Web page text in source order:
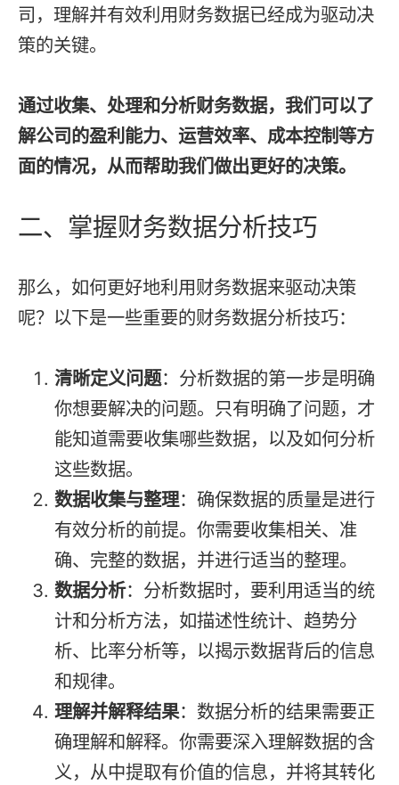
司，理解并有效利用财务数据已经成为驱动决
策的关键。
通过收集、处理和分析财务数据，我们可以了
解公司的盈利能力、运营效率、成本控制等方
面的情况，从而帮助我们做出更好的决策。
二、掌握财务数据分析技巧
那么，如何更好地利用财务数据来驱动决策
呢？以下是一些重要的财务数据分析技巧：
清晰定义问题：分析数据的第一步是明确
你想要解决的问题。只有明确了问题，才
能知道需要收集哪些数据，以及如何分析
这些数据。
数据收集与整理：确保数据的质量是进行
有效分析的前提。你需要收集相关、准
确、完整的数据，并进行适当的整理。
数据分析：分析数据时，要利用适当的统
计和分析方法，如描述性统计、趋势分
析、比率分析等，以揭示数据背后的信息
和规律。
理解并解释结果：数据分析的结果需要正
确理解和解释。你需要深入理解数据的含
义，从中提取有价值的信息，并将其转化